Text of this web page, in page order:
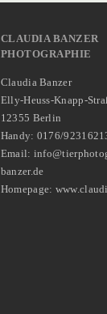
CLAUDIA BANZER
PHOTOGRAPHIE
Claudia Banzer
Elly-Heuss-Knapp-
12355 Berlin
Handy: 0176/
Email:
banzer.de
Homepage: